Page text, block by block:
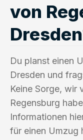
von
Du planst einen
Dresden und
Keine Sorge, wir
Regensburg
Informationen
für einen Umzug